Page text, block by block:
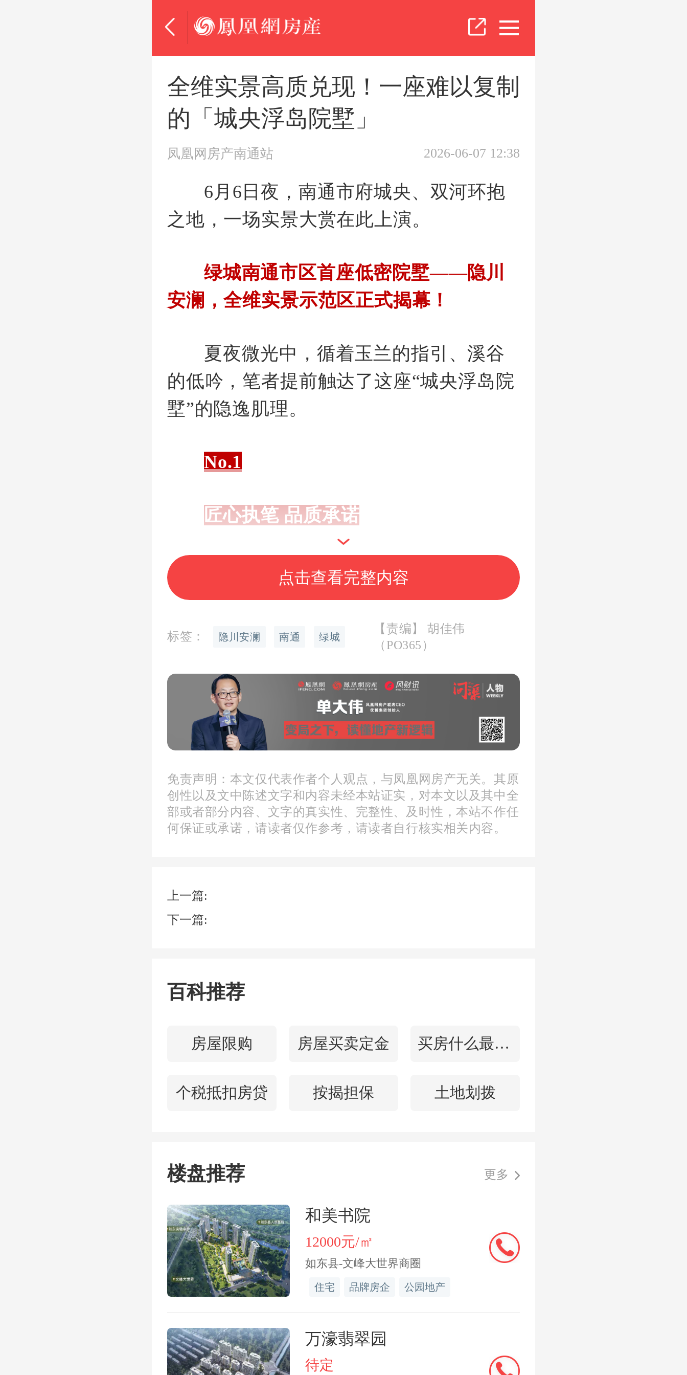
全维实景高质兑现！一座难以复制
的「城央浮岛院墅」
凤凰网房产南通站 2026-06-07 12:38
6月6日夜，南通市府城央、双河环抱
之地，一场实景大赏在此上演。
绿城南通市区首座低密院墅——隐川
安澜，全维实景示范区正式揭幕！
夏夜微光中，循着玉兰的指引、溪谷
的低吟，笔者提前触达了这座“城央浮岛院
墅”的隐逸肌理。
No.1
匠心执笔 品质承诺
全维实景示范区正式揭幕
暮色未深，现场已是人潮涌动。主流
媒体、行业领袖、高净值客户悉数到场，
热度远超预期。所有人奔赴于此，只为亲
眼见证隐川安澜的实景首映。
暖金灯光次第亮起，玉兰雕塑列阵迎
宾，弦乐与流水声交叠呼应，光影在水面
与建筑之间交织律动。现场氛围层层递
进，从视觉到听觉，完成了一场从城市喧
一场灯光秀划破夜空，光影流转之
典正式开启。
公司常务副总经理马总登台致辞，分享了
隐川安澜的产品理念与精神内核。他表
现。
全场最高潮，在剪彩那一刻。灯光
秀、冷焰火、飞天屏同步启动，“隐川安
澜”四字缓缓升入夜空，视觉冲击力直达现
场每一位观者。
从蓝图到实景，数百个日夜的匠心打
点击查看完整内容
标签： 隐川安澜 南通 绿城
【责编】 胡佳伟
（PO365）
免责声明：本文仅代表作者个人观点，与凤凰网房产无关。其原
创性以及文中陈述文字和内容未经本站证实，对本文以及其中全
部或者部分内容、文字的真实性、完整性、及时性，本站不作任
何保证或承诺，请读者仅作参考，请读者自行核实相关内容。
上一篇:
下一篇:
百科推荐
房屋限购 房屋买卖定金 买房什么最重要
个税抵扣房贷 按揭担保 土地划拨
楼盘推荐 更多
和美书院
12000元/㎡
如东县-文峰大世界商圈
住宅 品牌房企 公园地产
万濠翡翠园
待定